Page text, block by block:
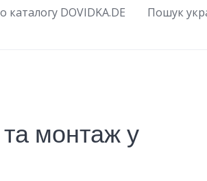
DOVIDKA.DE Пошук
монтаж у